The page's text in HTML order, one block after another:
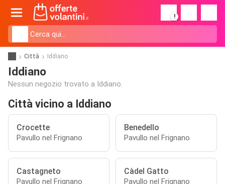
!
Città Iddiano
Iddiano
Nessun negozio trovato a Iddiano.
Città vicino a Iddiano
Crocette
Pavullo nel Frignano
Benedello
Pavullo nel Frignano
Castagneto
Pavullo nel Frignano
Càdel Gatto
Pavullo nel Frignano